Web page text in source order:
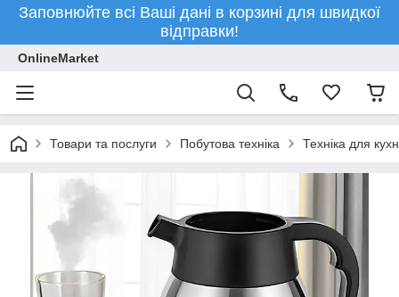
Заповнюйте всі Ваші дані в корзині для швидкої
відправки!
OnlineMarket
Товари та послуги Побутова техніка Техніка для